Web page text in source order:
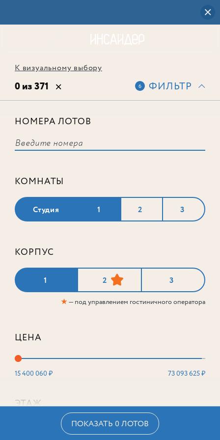
К визуальному выбору
0 из 371 6 ФИЛЬТР
НОМЕРА ЛОТОВ
КОМНАТЫ
Студия 1 2 3
КОРПУС
1 2 3
★— под управлением гостиничного оператора
ЦЕНА
15 400 060 ₽ 73 093 625 ₽
ЭТАЖ
ПОКАЗАТЬ 0 ЛОТОВ
соответствует ни одного лота